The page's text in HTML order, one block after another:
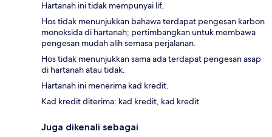
Hartanah ini tidak mempunyai lif.
Hos tidak menunjukkan bahawa terdapat pengesan karbon
monoksida di hartanah; pertimbangkan untuk membawa
pengesan mudah alih semasa perjalanan.
Hos tidak menunjukkan sama ada terdapat pengesan asap
di hartanah atau tidak.
Hartanah ini menerima kad kredit.
Kad kredit diterima: kad kredit, kad kredit
Juga dikenali sebagai